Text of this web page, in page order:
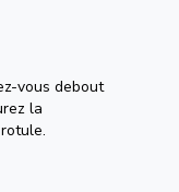
vous debout
la